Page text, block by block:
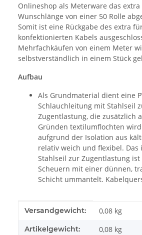
Onlineshop als Meterware das
Wunschlänge von einer 50 Rolle
Somit ist eine Rückgabe des extra
konfektionierten Kabels
Mehrfachkäufen von einem Meter
selbstverständlich in einem Stück
Aufbau
Als Grundmaterial dient eine
Schlauchleitung mit Stahlseil
Zugentlastung, die zusätzlich
Gründen textilumflochten
aufgrund der Isolation aus
relativ weich und flexibel. Das
Stahlseil zur Zugentlastung ist
Scheuern mit einer dünnen,
Schicht ummantelt.
Produkteigenschaft
Wert
Versandgewicht: 0,08 kg
Artikelgewicht: 0,08 kg